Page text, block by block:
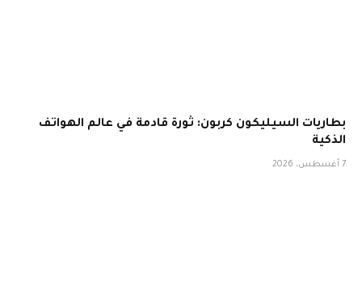
بطاريات السيليكون كربون: ثورة قادمة في عالم الهواتف
الذكية
7 أغسطس، 2026